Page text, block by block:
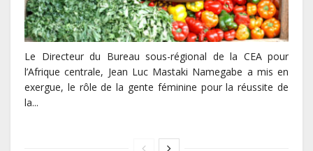
Le Directeur du Bureau sous-régional de la CEA pour
l’Afrique centrale, Jean Luc Mastaki Namegabe a mis en
exergue, le rôle de la gente féminine pour la réussite de
la...
Le Gabon signe un retour réussi